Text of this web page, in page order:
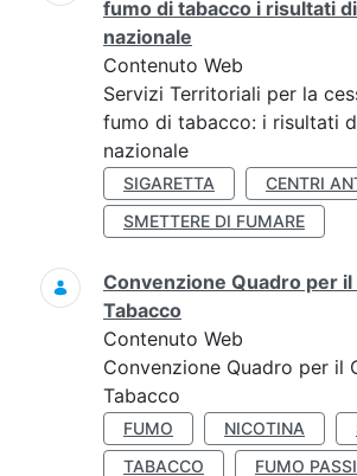
fumo di tabacco i risultati
nazionale
Contenuto Web
Servizi Territoriali per la
fumo di tabacco: i risultati
nazionale
SIGARETTA
CENTRI
SMETTERE DI FUMARE
Convenzione Quadro per
Tabacco
Contenuto Web
Convenzione Quadro per il
Tabacco
FUMO NICOTINA
TABACCO
FUMO